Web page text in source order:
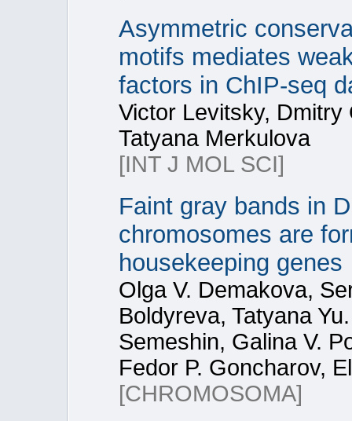
Asymmetric
motifs mediates
factors in ChIP-seq
Victor Levitsky,
Tatyana Merkulova
[INT J MOL SCI]
Faint gray bands in
chromosomes are
housekeeping genes
Olga V. Demakova,
Boldyreva, Tatyana
Semeshin, Galina V.
Fedor P. Goncharov,
[CHROMOSOMA]